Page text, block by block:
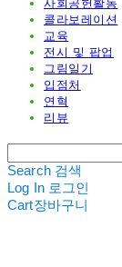
사회공헌활동
콜라보레이션
교육
전시 및 팝업
그림일기
입점처
연혁
리뷰
Search 검색
Log In 로그인
Cart장바구니